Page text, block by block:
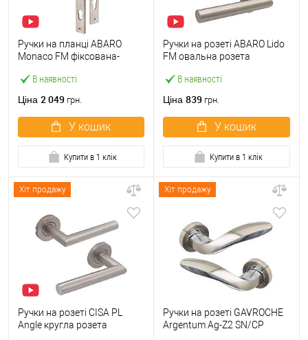
В наявності
Ручки на планці ABARO
Monaco FM фіксована-
Ціна 2 049 грн.
У кошик
Купити в 1 клік
В наявності
Ручки на розеті ABARO Lido
FM овальна розета
нержавіюча сталь
Ціна 839 грн.
У кошик
Купити в 1 клік
Хіт продажу
Ручки на розеті CISA PL
Angle кругла розета
Хіт продажу
Ручки на розеті GAVROCHE
Argentum Ag-Z2 SN/CP